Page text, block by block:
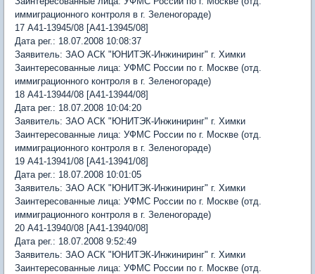
иммиграционного контроля в г. Зеленогораде)
17 А41-13945/08 [А41-13945/08]
Дата рег.: 18.07.2008 10:08:37
Заявитель: ЗАО АСК "ЮНИТЭК-Инжиниринг" г. Химки
Заинтересованные лица: УФМС России по г. Москве (отд.
иммиграционного контроля в г. Зеленогораде)
18 А41-13944/08 [А41-13944/08]
Дата рег.: 18.07.2008 10:04:20
Заявитель: ЗАО АСК "ЮНИТЭК-Инжиниринг" г. Химки
Заинтересованные лица: УФМС России по г. Москве (отд.
иммиграционного контроля в г. Зеленогораде)
19 А41-13941/08 [А41-13941/08]
Дата рег.: 18.07.2008 10:01:05
Заявитель: ЗАО АСК "ЮНИТЭК-Инжиниринг" г. Химки
Заинтересованные лица: УФМС России по г. Москве (отд.
иммиграционного контроля в г. Зеленогораде)
20 А41-13940/08 [А41-13940/08]
Дата рег.: 18.07.2008 9:52:49
Заявитель: ЗАО АСК "ЮНИТЭК-Инжиниринг" г. Химки
Заинтересованные лица: УФМС России по г. Москве (отд.